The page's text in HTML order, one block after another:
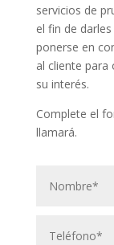
servicios de
el fin de
ponerse en
al cliente para
su interés.
Complete el
llamará.